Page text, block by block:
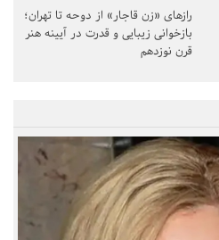
رازهای «زن قاجار» از دوحه تا تهران؛
بازخوانی زیبایی و قدرت در آیینه هنر
قرن نوزدهم